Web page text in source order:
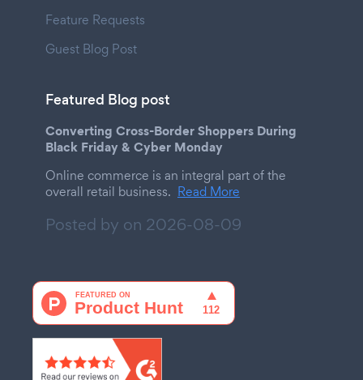
Feature Requests
Guest Blog Post
Featured Blog post
Converting Cross-Border Shoppers During
Black Friday & Cyber Monday
Online commerce is an integral part of the
overall retail business. Read More
Posted by on 2026-08-09